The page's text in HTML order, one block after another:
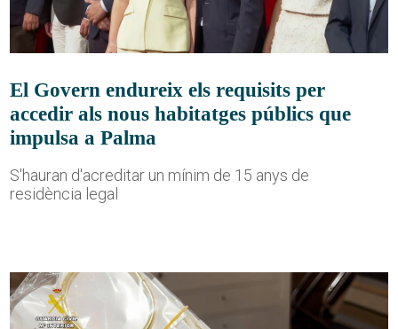
El Govern endureix els requisits per
accedir als nous habitatges públics que
impulsa a Palma
S'hauran d'acreditar un mínim de 15 anys de
residència legal